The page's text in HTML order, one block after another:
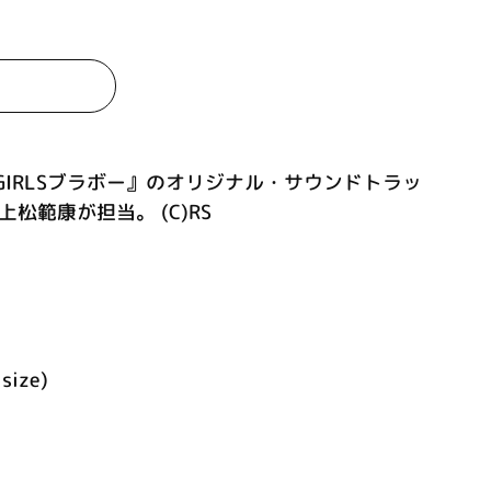
ブラボー』のオリジナル・サウンドトラッ
松範康が担当。 (C)RS